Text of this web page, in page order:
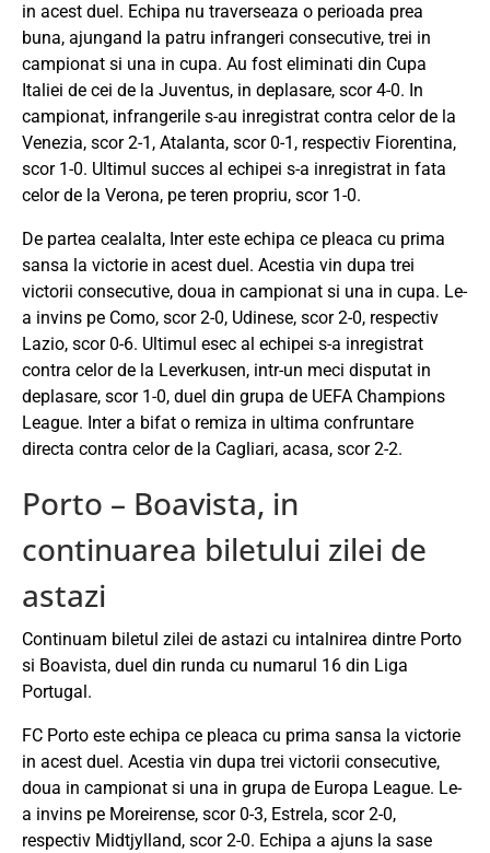
in acest duel. Echipa nu traverseaza o perioada prea
buna, ajungand la patru infrangeri consecutive, trei in
campionat si una in cupa. Au fost eliminati din Cupa
Italiei de cei de la Juventus, in deplasare, scor 4-0. In
campionat, infrangerile s-au inregistrat contra celor de la
Venezia, scor 2-1, Atalanta, scor 0-1, respectiv Fiorentina,
scor 1-0. Ultimul succes al echipei s-a inregistrat in fata
celor de la Verona, pe teren propriu, scor 1-0.
De partea cealalta, Inter este echipa ce pleaca cu prima
sansa la victorie in acest duel. Acestia vin dupa trei
victorii consecutive, doua in campionat si una in cupa. Le-
a invins pe Como, scor 2-0, Udinese, scor 2-0, respectiv
Lazio, scor 0-6. Ultimul esec al echipei s-a inregistrat
contra celor de la Leverkusen, intr-un meci disputat in
deplasare, scor 1-0, duel din grupa de UEFA Champions
League. Inter a bifat o remiza in ultima confruntare
directa contra celor de la Cagliari, acasa, scor 2-2.
Porto – Boavista, in
continuarea biletului zilei de
astazi
Continuam biletul zilei de astazi cu intalnirea dintre Porto
si Boavista, duel din runda cu numarul 16 din Liga
Portugal.
FC Porto este echipa ce pleaca cu prima sansa la victorie
in acest duel. Acestia vin dupa trei victorii consecutive,
doua in campionat si una in grupa de Europa League. Le-
a invins pe Moreirense, scor 0-3, Estrela, scor 2-0,
respectiv Midtjylland, scor 2-0. Echipa a ajuns la sase